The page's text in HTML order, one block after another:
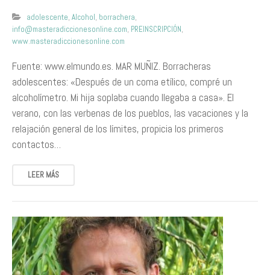
adolescente, Alcohol, borrachera,
info@masteradiccionesonline.com, PREINSCRIPCIÓN,
www.masteradiccionesonline.com
Fuente: www.elmundo.es. MAR MUÑIZ. Borracheras
adolescentes: «Después de un coma etílico, compré un
alcoholímetro. Mi hija soplaba cuando llegaba a casa». El
verano, con las verbenas de los pueblos, las vacaciones y la
relajación general de los límites, propicia los primeros
contactos…
LEER MÁS